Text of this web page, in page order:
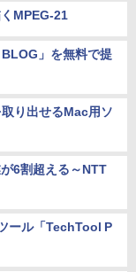
MPEG-21
」を無料で提
り出せるMac用ソ
6割超える～NTT
ール「TechTool P